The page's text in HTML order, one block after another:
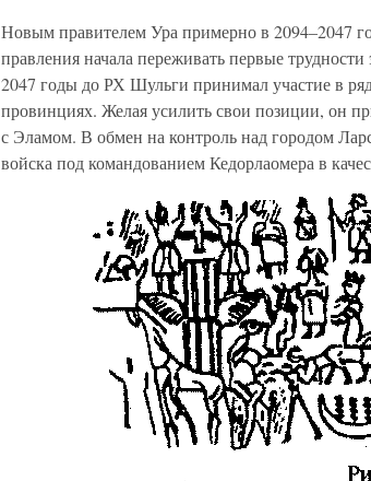
Новым правителем Ура примерно в 2094–2047
правления начала переживать первые
2047 годы до РХ Шульги принимал участие в
провинциях. Желая усилить свои позиции, он
с Эламом. В обмен на контроль над городом
войска под командованием Кедорлаомера в